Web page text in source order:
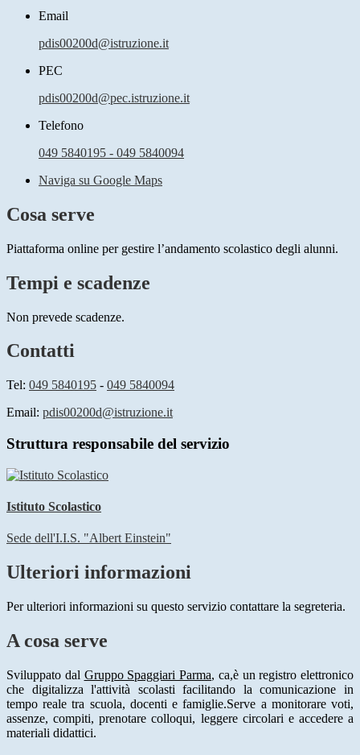
Email
pdis00200d@istruzione.it
PEC
pdis00200d@pec.istruzione.it
Telefono
049 5840195 - 049 5840094
Naviga su Google Maps
Cosa serve
Piattaforma online per gestire l’andamento scolastico degli alunni.
Tempi e scadenze
Non prevede scadenze.
Contatti
Tel: 049 5840195 - 049 5840094
Email: pdis00200d@istruzione.it
Struttura responsabile del servizio
Istituto Scolastico
Sede dell'I.I.S. "Albert Einstein"
Ulteriori informazioni
Per ulteriori informazioni su questo servizio contattare la segreteria.
A cosa serve
Sviluppato dal Gruppo Spaggiari Parma, ca,è un registro elettronico
che digitalizza l'attività scolasti facilitando la comunicazione in
tempo reale tra scuola, docenti e famiglie.Serve a monitorare voti,
assenze, compiti, prenotare colloqui, leggere circolari e accedere a
materiali didattici.